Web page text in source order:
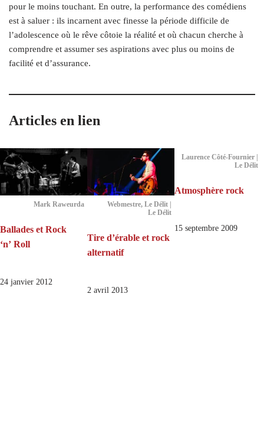
pour le moins touchant. En outre, la performance des comédiens
est à saluer : ils incarnent avec finesse la période difficile de
l’adolescence où le rêve côtoie la réalité et où chacun cherche à
comprendre et assumer ses aspirations avec plus ou moins de
facilité et d’assurance.
Articles en lien
Mark Raweurda
Ballades et Rock
‘n’ Roll
24 janvier 2012
Webmestre, Le Délit |
Le Délit
Tire d’érable et rock
alternatif
2 avril 2013
Laurence Côté-Fournier |
Le Délit
Atmosphère rock
15 septembre 2009